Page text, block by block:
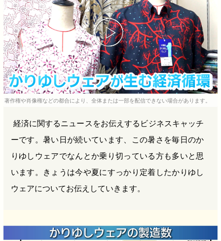
o
o
k
a
d
s
著作権や肖像権などの都合により、全体または一部を配信できない場合があります。
経済に関するニュースをお伝えするビジネスキャッチ
ーです。暑い日が続いています、この暑さを毎日のか
りゆしウェアでなんとか乗り切っている方も多いと思
います。きょうは今や夏にすっかり定着したかりゆし
ウェアについてお伝えしていきます。